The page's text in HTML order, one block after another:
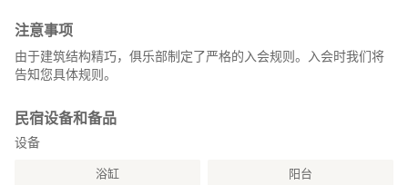
注意事项
由于建筑结构精巧，俱乐部制定了严格的入会规则。入会时我们将
告知您具体规则。
民宿设备和备品
设备
浴缸 阳台